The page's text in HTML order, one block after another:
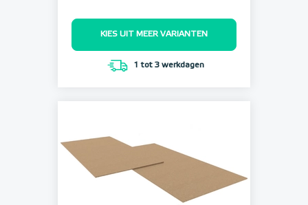
KIES UIT MEER VARIANTEN
1 tot 3 werkdagen